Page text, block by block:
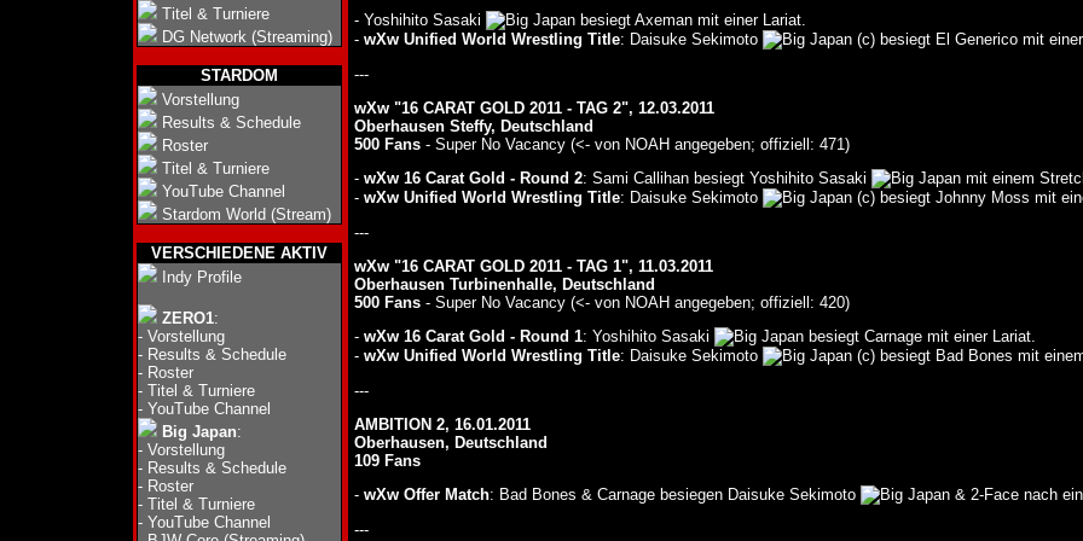
Titel & Turniere
DG Network (Streaming)
STARDOM
Vorstellung
Results & Schedule
Roster
Titel & Turniere
YouTube Channel
Stardom World (Stream)
VERSCHIEDENE AKTIV
Indy Profile
ZERO1:
- Vorstellung
- Results & Schedule
- Roster
- Titel & Turniere
- YouTube Channel
Big Japan:
- Vorstellung
- Results & Schedule
- Roster
- Titel & Turniere
- YouTube Channel
- Yoshihito Sasaki
besiegt Axeman mit einer Lariat.
- wXw Unified World Wrestling Title: Daisuke Sekimoto
(c) besiegt El Generico mit
---
wXw "16 CARAT GOLD 2011 - TAG 2", 12.03.2011
Oberhausen Steffy, Deutschland
500 Fans- Super No Vacancy (<- von NOAH angegeben; offiziell: 471)
- wXw 16 Carat Gold - Round 2: Sami Callihan besiegt Yoshihito Sasaki
mit einem
- wXw Unified World Wrestling Title: Daisuke Sekimoto
(c) besiegt Johnny Moss mit
---
wXw "16 CARAT GOLD 2011 - TAG 1", 11.03.2011
Oberhausen Turbinenhalle, Deutschland
500 Fans- Super No Vacancy (<- von NOAH angegeben; offiziell: 420)
- wXw 16 Carat Gold - Round 1: Yoshihito Sasaki
besiegt Carnage mit einer Lariat.
- wXw Unified World Wrestling Title: Daisuke Sekimoto
(c) besiegt Bad Bones mit
---
AMBITION 2, 16.01.2011
Oberhausen, Deutschland
109 Fans
- wXw Offer Match: Bad Bones & Carnage besiegen Daisuke Sekimoto
& 2-Face nach
---